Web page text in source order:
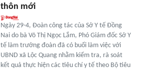
thôn mới
Ngày 29-4, Đoàn công tác của Sở Y tế Đồng
Nai do bà Võ Thị Ngọc Lắm, Phó Giám đốc Sở Y
tế làm trưởng đoàn đã có buổi làm việc với
UBND xã Lộc Quang nhằm kiểm tra, rà soát
kết quả thực hiện các tiêu chí y tế theo Bộ tiêu